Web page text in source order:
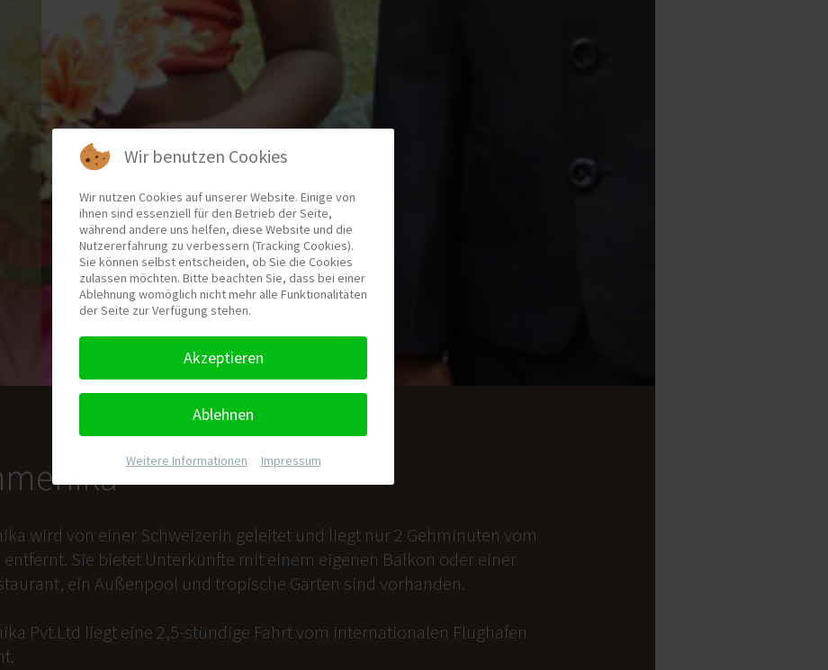
wird von einer Schweizerin geleitet und liegt nur 2 Gehminuten vom
entfernt. Sie bietet Unterkünfte mit einem eigenen Balkon oder einer
ein Außenpool und tropische Gärten sind vorhanden.
Pvt.Ltd liegt eine 2,5-stündige Fahrt vom internationalen Flughafen
Wir benutzen Cookies
Wir nutzen Cookies auf unserer Website. Einige von
ihnen sind essenziell für den Betrieb der Seite,
während andere uns helfen, diese Website und die
Nutzererfahrung zu verbessern (Tracking Cookies).
Sie können selbst entscheiden, ob Sie die Cookies
zulassen möchten. Bitte beachten Sie, dass bei einer
Ablehnung womöglich nicht mehr alle Funktionalitäten
der Seite zur Verfügung stehen.
Akzeptieren
Ablehnen
Weitere Informationen Impressum